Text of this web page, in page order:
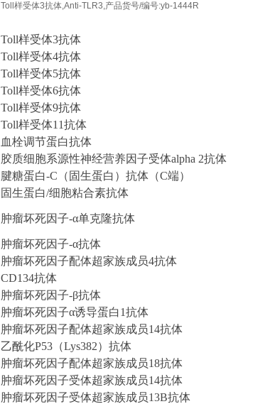
Toll样受体3抗体,Anti-TLR3,产品货号/编号:yb-1444R
Toll样受体3抗体
Toll样受体4抗体
Toll样受体5抗体
Toll样受体6抗体
Toll样受体9抗体
Toll样受体11抗体
血栓调节蛋白抗体
胶质细胞系源性神经营养因子受体alpha 2抗体
腱糖蛋白-C（固生蛋白）抗体（C端）
固生蛋白/细胞粘合素抗体
肿瘤坏死因子-α单克隆抗体
肿瘤坏死因子-α抗体
肿瘤坏死因子配体超家族成员4抗体
CD134抗体
肿瘤坏死因子-β抗体
肿瘤坏死因子α诱导蛋白1抗体
肿瘤坏死因子配体超家族成员14抗体
乙酰化P53（Lys382）抗体
肿瘤坏死因子配体超家族成员18抗体
肿瘤坏死因子受体超家族成员14抗体
肿瘤坏死因子受体超家族成员13B抗体